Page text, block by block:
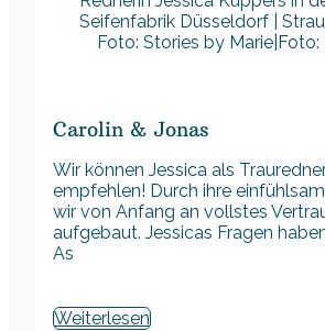
Foto: Stories by Marie|Foto:
Carolin & Jonas
Wir können Jessica als
empfehlen! Durch ihre
wir von Anfang an vollstes
aufgebaut. Jessicas Fragen
As
Weiterlesen